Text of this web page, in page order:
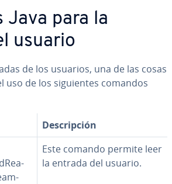
Java para la
usuario
de los usuarios, una de las cosas
uso de los si­guie­n­tes comandos
De­s­cri­p­ción
Este comando permite leer
la entrada del usuario.